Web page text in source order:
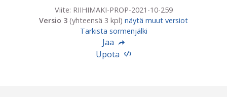
Viite: RIIHIMAKI-PROP-2021-10-259
Versio 3 (yhteensä 3 kpl) näytä muut versiot
Tarkista sormenjälki
Jaa
Upota